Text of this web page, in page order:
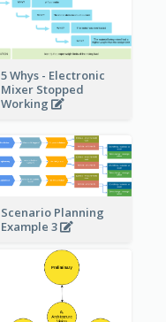
5 Whys - Electronic
Mixer Stopped
Working
Scenario Planning
Example 3